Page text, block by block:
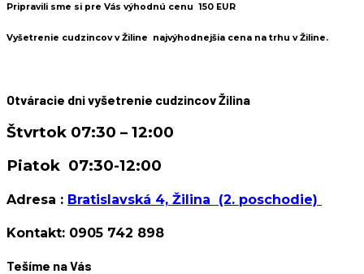
Pripravili sme si pre Vás výhodnú cenu 150 EUR
Vyšetrenie cudzincov v Žiline najvýhodnejšia cena na trhu v Žiline.
Otváracie dni vyšetrenie cudzincov Žilina
Štvrtok 07:30 – 12:00
Piatok 07:30-12:00
Adresa : Bratislavská 4, Žilina (2. poschodie)
Kontakt: 0905 742 898
Tešíme na Vás